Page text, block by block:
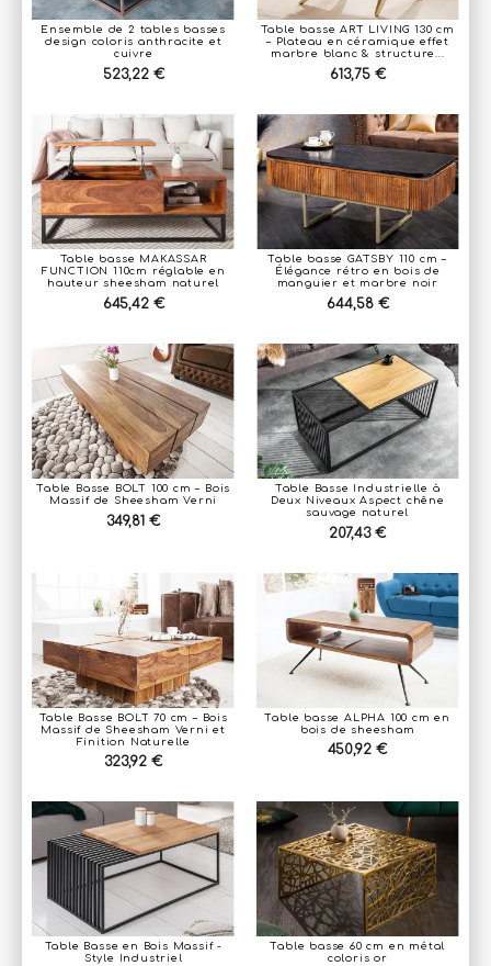
Ensemble de 2 tables basses
design coloris anthracite et
cuivre
523,22 €
Table basse ART LIVING 130 cm
– Plateau en céramique effet
marbre blanc & structure...
613,75 €
Table basse MAKASSAR
FUNCTION 110cm réglable en
hauteur sheesham naturel
645,42 €
Table basse GATSBY 110 cm –
Élégance rétro en bois de
manguier et marbre noir
644,58 €
Table Basse BOLT 100 cm – Bois
Massif de Sheesham Verni
349,81 €
Table Basse Industrielle à
Deux Niveaux Aspect chêne
sauvage naturel
207,43 €
Table Basse BOLT 70 cm – Bois
Massif de Sheesham Verni et
Finition Naturelle
323,92 €
Table basse ALPHA 100 cm en
bois de sheesham
450,92 €
Table Basse en Bois Massif -
Style Industriel
Table basse 60 cm en métal
coloris or